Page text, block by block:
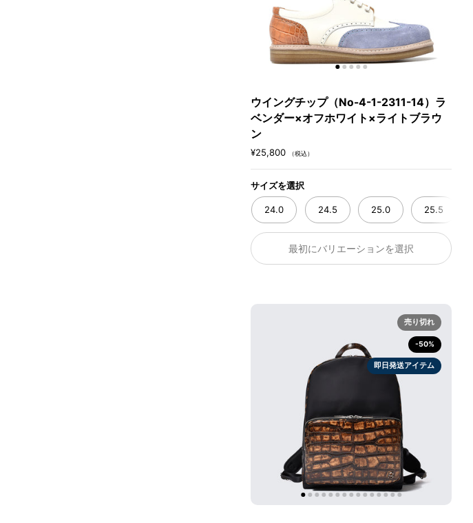
ウイングチップ（No-4-1-2311-14）ラ
ベンダー×オフホワイト×ライトブラウ
ン
¥25,800 （税込）
サイズを選択
24.0 24.5 25.0 25.5
最初にバリエーションを選択
売り切れ
-50%
即日発送アイテム